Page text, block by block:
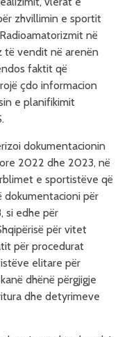
zhvillimin e sportit
në
të vendit në arenën
faktit që
çdo informacion
e planifikimit
dokumentacionin
2022 dhe 2023, në
e sportistëve që
dokumentacioni për
si edhe për
për vitet
për procedurat
elitare për
dhënë përgjigje
dhe detyrimeve